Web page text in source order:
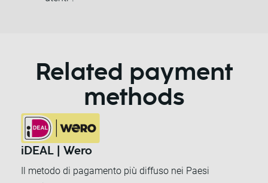
Related payment
methods
iDEAL | Wero
Il metodo di pagamento più diffuso nei Paesi